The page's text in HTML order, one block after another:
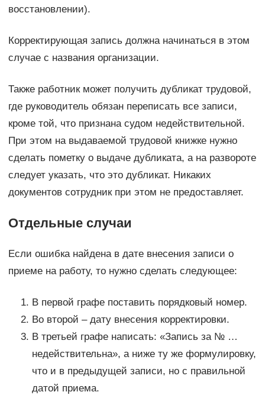
восстановлении).
Корректирующая запись должна начинаться в этом
случае с названия организации.
Также работник может получить дубликат трудовой,
где руководитель обязан переписать все записи,
кроме той, что признана судом недействительной.
При этом на выдаваемой трудовой книжке нужно
сделать пометку о выдаче дубликата, а на развороте
следует указать, что это дубликат. Никаких
документов сотрудник при этом не предоставляет.
Отдельные случаи
Если ошибка найдена в дате внесения записи о
приеме на работу, то нужно сделать следующее:
В первой графе поставить порядковый номер.
Во второй – дату внесения корректировки.
В третьей графе написать: «Запись за № …
недействительна», а ниже ту же формулировку,
что и в предыдущей записи, но с правильной
датой приема.